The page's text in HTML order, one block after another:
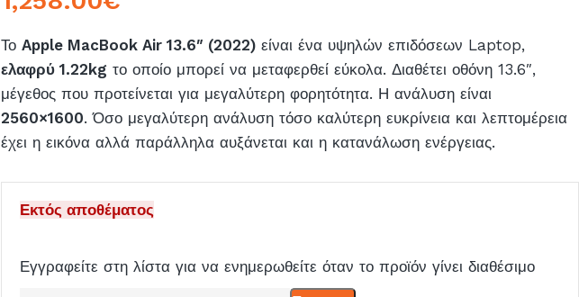
Το Apple MacBook Air 13.6″ (2022) είναι ένα υψηλών επιδόσεων Laptop,
ελαφρύ 1.22kg το οποίο μπορεί να μεταφερθεί εύκολα. Διαθέτει οθόνη 13.6″,
μέγεθος που προτείνεται για μεγαλύτερη φορητότητα. Η ανάλυση είναι
2560×1600. Όσο μεγαλύτερη ανάλυση τόσο καλύτερη ευκρίνεια και λεπτομέρεια
έχει η εικόνα αλλά παράλληλα αυξάνεται και η κατανάλωση ενέργειας.
Εκτός αποθέματος
Εγγραφείτε στη λίστα για να ενημερωθείτε όταν το προϊόν γίνει διαθέσιμο